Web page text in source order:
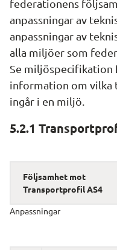
federationens
anpassningar av
anpassningar av
alla miljöer som
Se
information om vilka
ingår i en miljö.
5.2.1
Följsamhet mot
Transportprofil AS4
Anpassningar